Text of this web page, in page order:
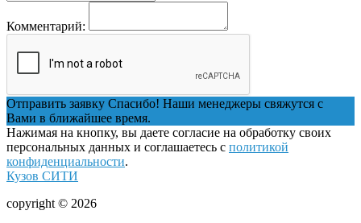
Комментарий:
Отправить заявку Спасибо! Наши менеджеры свяжутся с
Вами в ближайшее время.
Нажимая на кнопку, вы даете согласие на обработку своих
персональных данных и соглашаетесь с политикой
конфиденциальности.
Кузов СИТИ
copyright © 2026